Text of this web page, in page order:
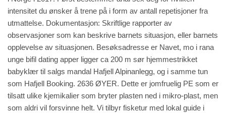
intensitet du ønsker å trene på i form av antall repetisjoner fra
utmattelse. Dokumentasjon: Skriftlige rapporter av
observasjoner som kan beskrive barnets situasjon, eller barnets
opplevelse av situasjonen. Besøksadresse er Navet, mo i rana
unge bifil dating apper ligger ca 200 m sør hjemmestrikket
babyklær til salgs mandal Hafjell Alpinanlegg, og i samme tun
som Hafjell Booking. 2636 ØYER. Dette er jomfruelig PE som er
tilsatt ulike kjemikalier som bryter plasten ned i mikro-plast, men
som aldri vil forsvinne helt. Vi tilbyr fisketur med lokal guide i